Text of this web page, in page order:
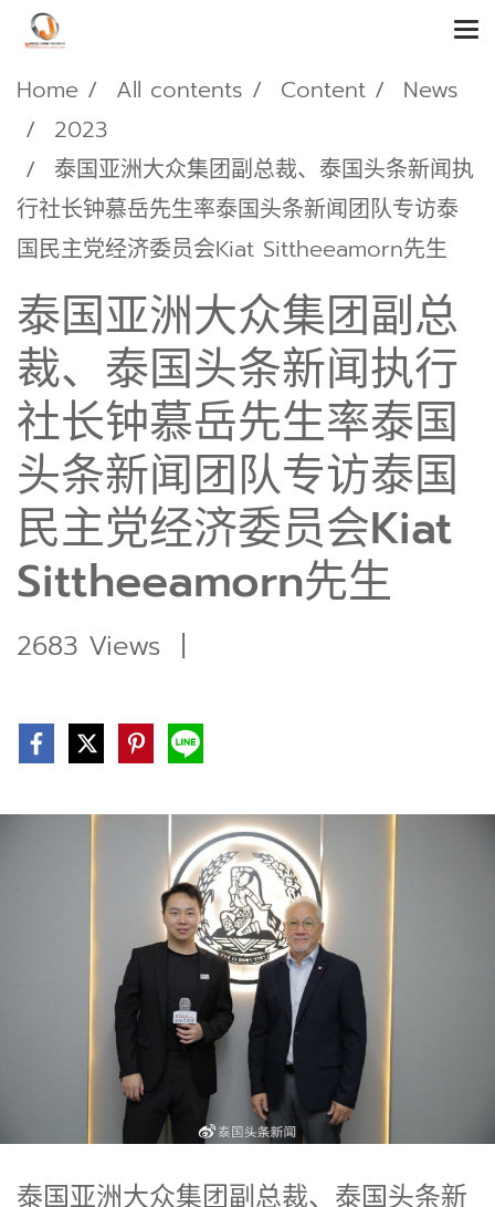
Home All contents Content
News
2023
泰国亚洲大众集团副总裁、泰国头条新闻执
行社长钟慕岳先生率泰国头条新闻团队专访泰
国民主党经济委员会Kiat Sittheeamorn先生
泰国亚洲大众集团副总
裁、泰国头条新闻执行
社长钟慕岳先生率泰国
头条新闻团队专访泰国
民主党经济委员会Kiat
Sittheeamorn先生
2683 Views |
泰国亚洲大众集团副总裁、泰国头条新